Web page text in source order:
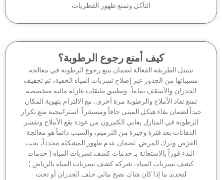
التآكل وتمنع ظهور الفطريات
كيف أمنع رجوع الرطوبة؟
تتمثل الطريقة الفعالة لضمان منع رجوع الرطوبة في معالجة
من الجذور عبر إصلاح تسربات المياه الخفية، ثم تجفيف
الجدران والأسقف تماماً، وتطبيق طبقات عازلة مائية متخصصة
تمنع نفاذ الأملاح والرطوبة مرة أخرى، مع الالتزام بتهوية المكان
لضمان بقاء هيكل المبنى جافاً ومستقراً. استراتيجية منع تكرار
في المنازل يعاني الكثيرون من عودة بقع الأملاح وتقشر
الدهانات بعد فترة وجيزة من الترميم، والسبب دائماً هو معالجة
العرَض وترك المرض. لضمان عدم ظهور المشكلة مجدداً، يجب
البدء فوراً بالاستعانة بـ خدمات كشف تسربات المياه ( خدمات
كشف تسربات المياه، شركة كشف تسربات المياه بالرياض )
لتحديد ما إذا كان هناك نضح مائي خلف الجدران أو تحت